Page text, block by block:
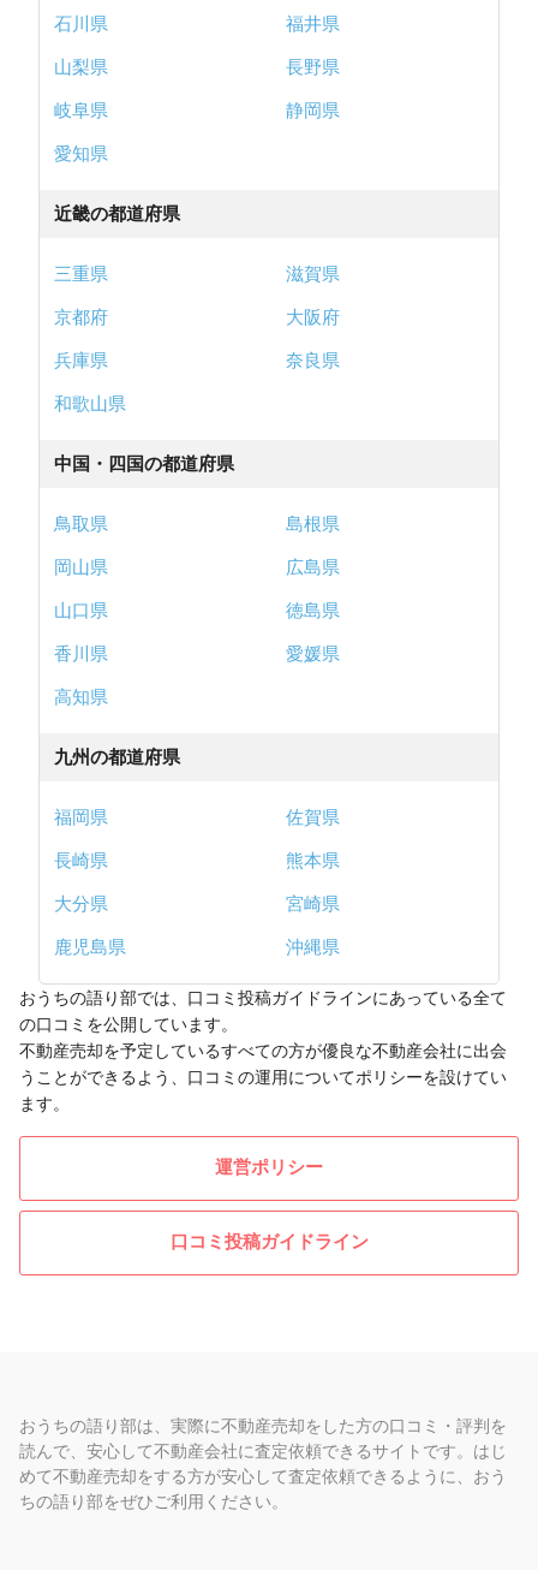
石川県
福井県
山梨県
長野県
岐阜県
静岡県
愛知県
近畿の都道府県
三重県
滋賀県
京都府
大阪府
兵庫県
奈良県
和歌山県
中国・四国の都道府県
鳥取県
島根県
岡山県
広島県
山口県
徳島県
香川県
愛媛県
高知県
九州の都道府県
福岡県
佐賀県
長崎県
熊本県
大分県
宮崎県
鹿児島県
沖縄県
おうちの語り部では、口コミ投稿ガイドラインにあっている全て
の口コミを公開しています。
不動産売却を予定しているすべての方が優良な不動産会社に出会
うことができるよう、口コミの運用についてポリシーを設けてい
ます。
運営ポリシー
口コミ投稿ガイドライン
おうちの語り部は、実際に不動産売却をした方の口コミ・評判を
読んで、安心して不動産会社に査定依頼できるサイトです。はじ
めて不動産売却をする方が安心して査定依頼できるように、おう
ちの語り部をぜひご利用ください。